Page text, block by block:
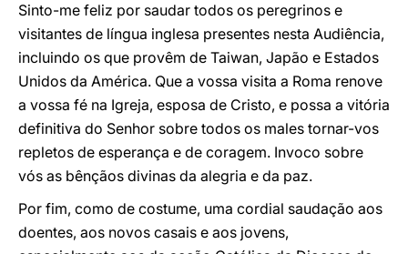
Sinto-me feliz por saudar todos os peregrinos e
visitantes de língua inglesa presentes nesta Audiência,
incluindo os que provêm de Taiwan, Japão e Estados
Unidos da América. Que a vossa visita a Roma renove
a vossa fé na Igreja, esposa de Cristo, e possa a vitória
definitiva do Senhor sobre todos os males tornar-vos
repletos de esperança e de coragem. Invoco sobre
vós as bênçãos divinas da alegria e da paz.
Por fim, como de costume, uma cordial saudação aos
doentes, aos novos casais e aos jovens,